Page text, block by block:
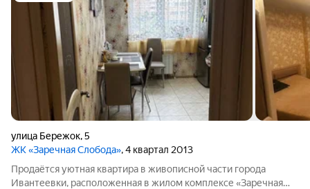
улица Бережок,5
ЖК «Заречная Слобода», 4 квартал 2013
Продаётся уютная квартира в живописной части города
Ивантеевки, расположенная в жилом комплексе «Заречная